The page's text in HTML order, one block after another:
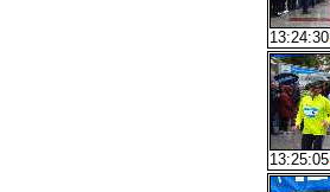
13:24:30
13:25:05